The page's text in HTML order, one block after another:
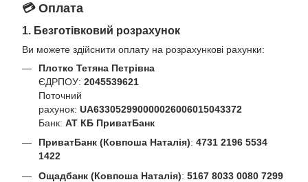
💳 Оплата
1. Безготівковий розрахунок
Ви можете здійснити оплату на розрахункові рахунки:
Плотко Тетяна Петрівна
ЄДРПОУ: 2045539621
Поточний
рахунок: UA633052990000026006015043372
Банк: АТ КБ ПриватБанк
ПриватБанк (Ковпоша Наталія): 4731 2196 5534
1422
Ощадбанк (Ковпоша Наталія): 5167 8033 0080 7299